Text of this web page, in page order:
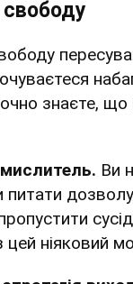
знаєте,
Ви
питати
цей ніяковий